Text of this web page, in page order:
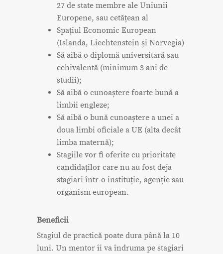
27 de state membre ale Uniunii
Europene, sau cetățean al
Spațiul Economic European
(Islanda, Liechtenstein și Norvegia)
Să aibă o diplomă universitară sau
echivalentă (minimum 3 ani de
studii);
Să aibă o cunoaștere foarte bună a
limbii engleze;
Să aibă o bună cunoaștere a unei a
doua limbi oficiale a UE (alta decât
limba maternă);
Stagiile vor fi oferite cu prioritate
candidaților care nu au fost deja
stagiari într-o instituție, agenție sau
organism european.
Beneficii
Stagiul de practică poate dura până la 10
luni. Un mentor îi va îndruma pe stagiari